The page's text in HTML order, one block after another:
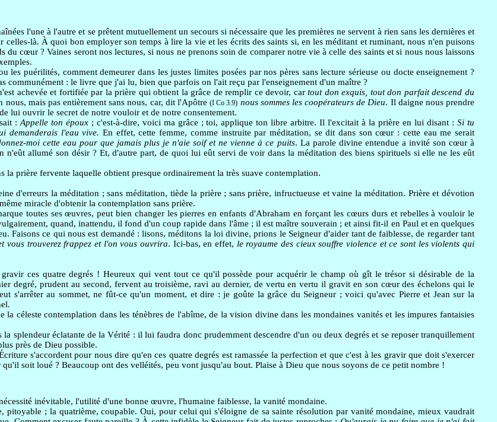
l'une à l'autre et se prêtent mutuellement un secours si nécessaire que les premières ne servent à rien sans les dernières et
là. À quoi bon employer son temps à lire la vie et les écrits des saints si, en les méditant et ruminant, nous n'en puisons
du cœur ? Vaines seront nos lectures, si nous ne prenons soin de comparer notre vie à celle des saints et si nous nous laissons
puérilités, comment demeurer dans les justes limites posées par nos pères sans lecture sérieuse ou docte enseignement ?
communément : le livre que j'ai lu, bien que parfois on l'ait reçu par l'enseignement d'un maître ?
achevée et fortifiée par la prière qui obtient la grâce de remplir ce devoir, cartout don exquis, tout don parfait descend du
mais pas entièrement sans nous, car, dit l'Apôtre(I Co 3.9) nous sommes les coopérateurs de Dieu. Il daigne nous prendre
lui ouvrir le secret de notre vouloir et de notre consentement.
: Appelle ton époux; c'est-à-dire, voici ma grâce ; toi, applique ton libre arbitre. Il l'excitait à la prière en lui disant :Si tu
demanderais l'eau vive. En effet, cette femme, comme instruite par méditation, se dit dans son cœur : cette eau me serait
moi cette eau pour que jamais plus je n'aie soif et ne vienne à ce puits. La parole divine entendue a invité son cœur à
n'eût allumé son désir ? Et, d'autre part, de quoi lui eût servi de voir dans la méditation des biens spirituels si elle ne les eût
prière fervente laquelle obtient presque ordinairement la très suave contemplation.
d'erreurs la méditation ; sans méditation, tiède la prière ; sans prière, infructueuse et vaine la méditation. Prière et dévotion
miracle d'obtenir la contemplation sans prière.
toutes ses œuvres, peut bien changer les pierres en enfants d'Abraham en forçant les cœurs durs et rebelles à vouloir le
quand, inattendu, il fond d'un coup rapide dans l'âme ; il est maître souverain ; et ainsi fit-il en Paul et en quelques
Faisons ce qui nous est demandé : lisons, méditons la loi divine, prions le Seigneur d'aider tant de faiblesse, de regarder tant
vous trouverez frappez et l'on vous ouvrira. Ici-bas, en effet, le royaume des cieux souffre violence et ce sont les violents qui
ces quatre degrés ! Heureux qui vent tout ce qu'il possède pour acquérir le champ où gît le trésor si désirable de la
degré, prudent au second, fervent au troisième, ravi au dernier, de vertu en vertu il gravit en son cœur des échelons qui le
s'arrêter au sommet, ne fût-ce qu'un moment, et dire : je goûte la grâce du Seigneur ; voici qu'avec Pierre et Jean sur la
céleste contemplation dans les ténèbres de l'abîme, de la vision divine dans les mondaines vanités et les impures fantaisies
splendeur éclatante de la Vérité : il lui faudra donc prudemment descendre d'un ou deux degrés et se reposer tranquillement
près de Dieu possible.
s'accordent pour nous dire qu'en ces quatre degrés est ramassée la perfection et que c'est à les gravir que doit s'exercer
soit loué ? Beaucoup ont des velléités, peu vont jusqu'au bout. Plaise à Dieu que nous soyons de ce petit nombre !
inévitable, l'utilité d'une bonne œuvre, l'humaine faiblesse, la vanité mondaine.
pitoyable ; la quatrième, coupable. Oui, pour celui qui s'éloigne de sa sainte résolution par vanité mondaine, mieux vaudrait